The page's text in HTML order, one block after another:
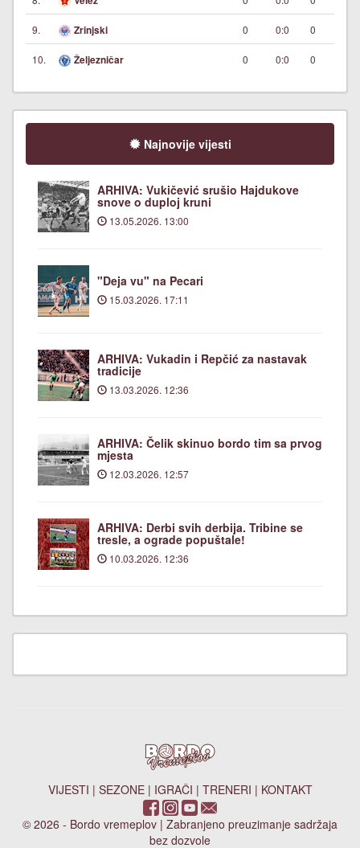
9. Zrinjski 0 0:0 0
10. Željezničar 0 0:0 0
Najnovije vijesti
ARHIVA: Vukičević srušio Hajdukove
snove o duploj kruni
13.05.2026. 13:00
"Deja vu" na Pecari
15.03.2026. 17:11
ARHIVA: Vukadin i Repčić za nastavak
tradicije
13.03.2026. 12:36
ARHIVA: Čelik skinuo bordo tim sa prvog
mjesta
12.03.2026. 12:57
ARHIVA: Derbi svih derbija. Tribine se
tresle, a ograde popuštale!
10.03.2026. 12:36
VIJESTI | SEZONE| IGRAČI | TRENERI | KONTAKT
© 2026 - Bordo vremeplov | Zabranjeno preuzimanje sadržaja
bez dozvole